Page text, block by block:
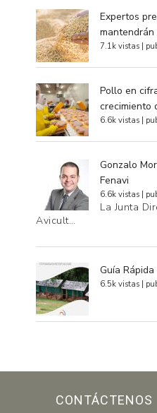
Expertos
mantendrán
7.1k vistas
Pollo en
crecimiento
6.6k vistas
Gonzalo
Fenavi
6.6k vistas
La Junta
Avicult…
Guía
6.5k vistas
CONTÁCTENOS